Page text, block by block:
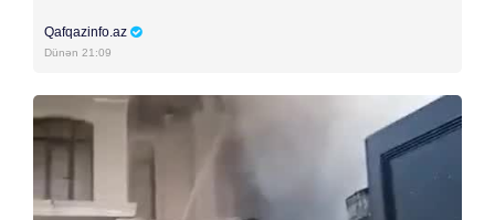
Qafqazinfo.az
Dünən 21:09